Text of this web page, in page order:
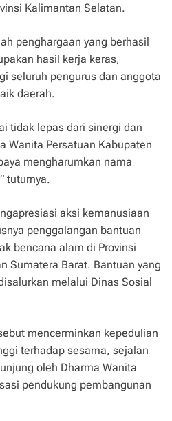
Kalimantan Selatan.
penghargaan yang berhasil
hasil kerja keras,
seluruh pengurus dan anggota
daerah.
tidak lepas dari sinergi dan
Wanita Persatuan Kabupaten
mengharumkan nama
tuturnya.
aksi kemanusiaan
penggalangan bantuan
bencana alam di Provinsi
Sumatera Barat. Bantuan yang
melalui Dinas Sosial
mencerminkan kepedulian
terhadap sesama, sejalan
oleh Dharma Wanita
pendukung pembangunan